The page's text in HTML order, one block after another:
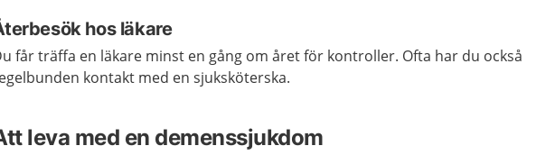
hos läkare
får träffa en läkare minst en gång om året för kontroller. Ofta har du också
kontakt med en sjuksköterska.
leva med en demenssjukdom